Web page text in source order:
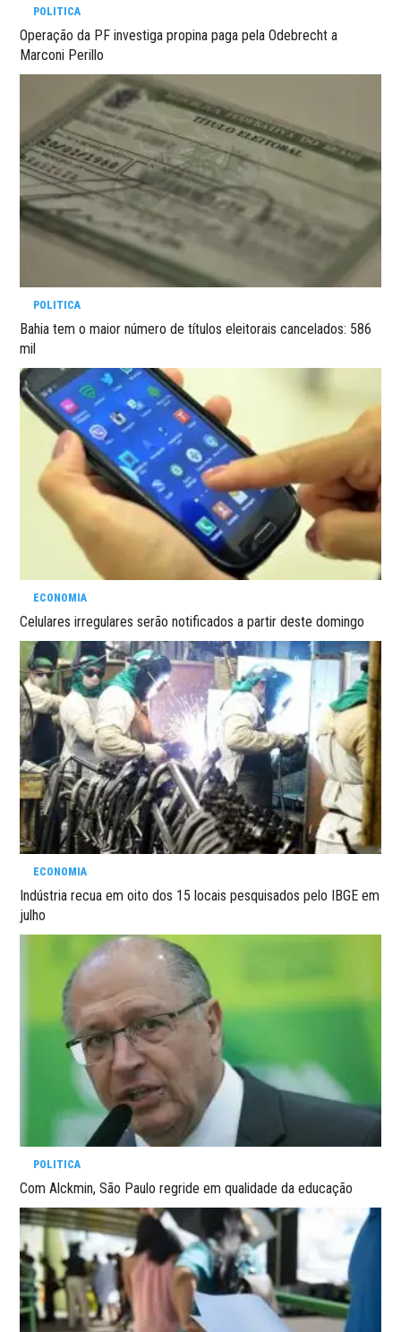
POLITICA
Operação da PF investiga propina paga pela Odebrecht a
Marconi Perillo
POLITICA
Bahia tem o maior número de títulos eleitorais cancelados: 586
mil
ECONOMIA
Celulares irregulares serão notificados a partir deste domingo
ECONOMIA
Indústria recua em oito dos 15 locais pesquisados pelo IBGE em
julho
POLITICA
Com Alckmin, São Paulo regride em qualidade da educação